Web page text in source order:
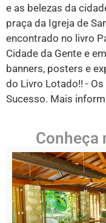
e as belezas da
praça da Igreja de
encontrado no livro
Cidade da Gente e
banners, posters e
do Livro Lotado!! -
Sucesso. Mais
Conheça